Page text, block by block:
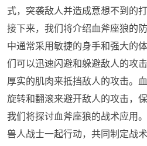
式，突袭敌人并造成意想不到的打
接下来，我们将介绍血斧座狼的
中通常采用敏捷的身手和强大的
们可以迅速闪避和躲避敌人的攻
厚实的肌肉来抵挡敌人的攻击。
旋转和翻滚来避开敌人的攻击，
我们将探讨血斧座狼的战术应用
兽人战士一起行动，共同制定战